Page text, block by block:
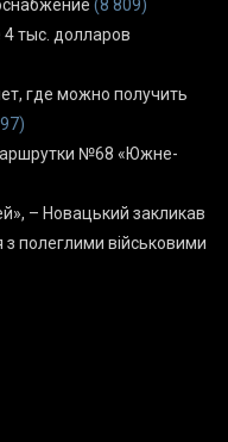
(8 809)
тыс. долларов
где можно получить
№68 «Южне-
– Новацький закликав
полеглими військовими